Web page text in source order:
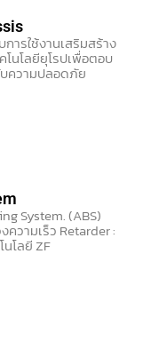
ารใช้งานเสริมสร้าง
นโลยียุโรปเพื่อตอบ
ความปลอดภัย
System. (ABS)
ความเร็ว Retarder :
นโลยี ZF